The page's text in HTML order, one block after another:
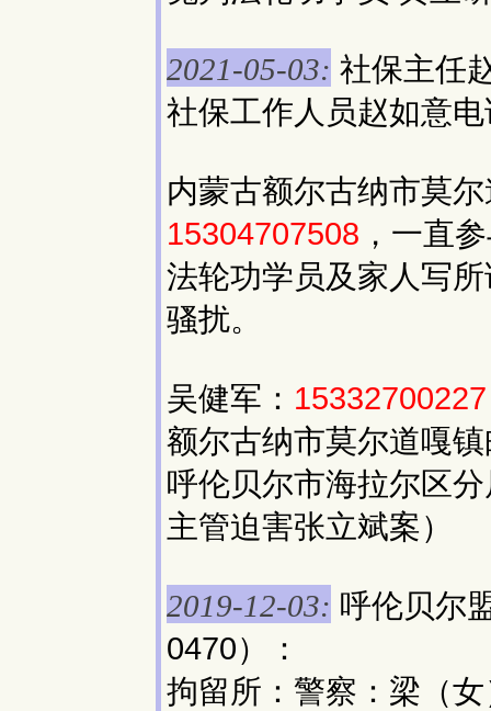
2021-05-03: 社保主任
社保工作人员赵如意
内蒙古额尔古纳市莫
15304707508 ，一直
法轮功学员及家人写
骚扰。
吴健军： 15332700227
额尔古纳市莫尔道嘎
呼伦贝尔市海拉尔区
主管迫害张立斌案）
2019-12-03: 呼伦贝尔
0470）：
拘留所：警察：梁（